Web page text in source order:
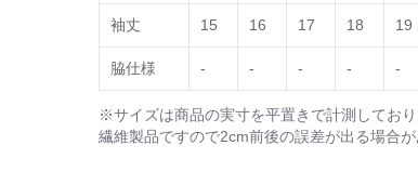
袖丈 15 16 17 18 19
脇仕様 - - - - -
※サイズは商品の実寸を平置きで計測しており
繊維製品ですので2cm前後の誤差が出る場合が